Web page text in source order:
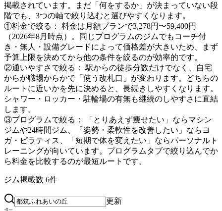
掲載されています。まだ「何をするか」が決まっていない段
階でも、3つの軸で絞り込むと選びやすくなります。
①料金で絞る：
料金は月額プランで3,278円〜59,400円
（2026年8月時点）。同じプログラムのジムでもコーチ付
き・無人・設備グレードによって価格差が大きいため、まず
予算上限を決めてから他の条件を絞るのが効率的です。
②通いやすさで絞る：
駅からの徒歩分数だけでなく、自宅
からか職場からかで「使う改札口」が変わります。どちらの
ルートに近いかを先に決めると、長続きしやすくなります。
シャワー・ロッカー・駐輪場の有無も継続のしやすさに直結
します。
③プログラムで絞る：
「とりあえず痩せたい」ならマシン
ジムや24時間ジム、「姿勢・柔軟性を改善したい」ならヨ
ガ・ピラティス、「短期で体を変えたい」ならパーソナルト
レーニングが向いています。プログラムタブで絞り込んでか
ら料金を比較するのが最短ルートです。
ジム掲載数 6件
更新